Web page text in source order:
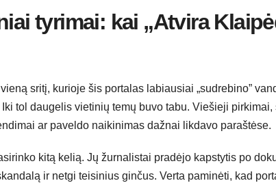
tyrimai: kai „Atvira
sritį, kurioje šis portalas labiausiai „sudrebino”
tol daugelis vietinių temų buvo tabu. Viešieji
ar paveldo naikinimas dažnai likdavo paraštėse.
kitą kelią. Jų žurnalistai pradėjo kapstytis po
ir netgi teisinius ginčus. Verta paminėti, kad